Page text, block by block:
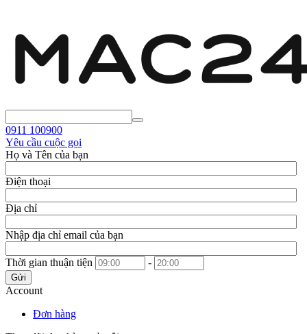
0911 100900
Yêu cầu cuộc gọi
Họ và Tên của bạn
Điện thoại
Địa chỉ
Nhập địa chỉ email của bạn
Thời gian thuận tiện -
Gửi
Account
Đơn hàng